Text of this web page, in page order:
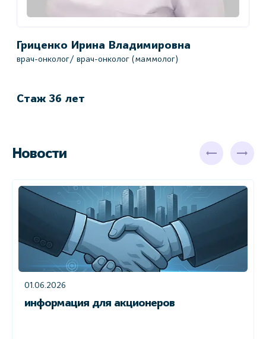
Гриценко Ирина Владимировна
врач-онколог/ врач-онколог (маммолог)
Стаж 36 лет
Новости
01.06.2026
информация для акционеров